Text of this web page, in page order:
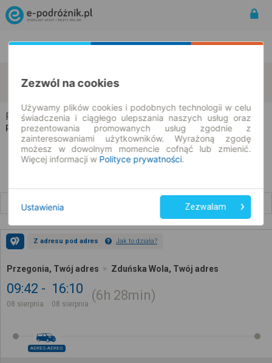
08.08.2026 | -- : --
Przegonia → Zduńska Wola
Rozkład jazdy i bilety
Z adresu pod adres Jak to działa?
Przegonia, Twój adres Zduńska Wola, Twój adres
09:42
08 sierpnia
16:10
08 sierpnia
6h 28min
ADRES-ADRES
Zezwól na cookies
Używamy plików cookies i podobnych technologii w celu
świadczenia i ciągłego ulepszania naszych usług oraz
prezentowania promowanych usług zgodnie z
zainteresowaniami użytkowników. Wyrażoną zgodę
możesz w dowolnym momencie cofnąć lub zmienić.
Więcej informacji w Polityce prywatności.
Ustawienia Zezwalam